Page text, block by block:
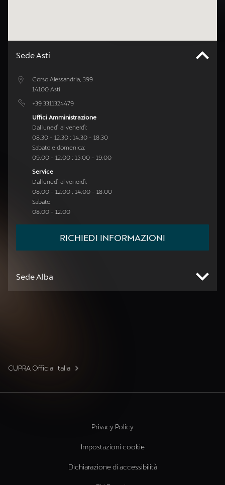
Sede Asti
Corso Alessandria, 399
14100 Asti
+39 3311324479
Uffici Amministrazione
Dal lunedì al venerdì:
08.30 - 12.30 ; 14.30 - 18.30
Sabato e domenica:
09.00 - 12.00 ; 15:00 - 19.00
Service
Dal lunedì al venerdì:
08.00 - 12.00 ; 14.00 - 18.00
Sabato:
08.00 - 12.00
RICHIEDI INFORMAZIONI
Sede Alba
CUPRA Official Italia
Privacy Policy
Impostazioni cookie
Dichiarazione di accessibilità